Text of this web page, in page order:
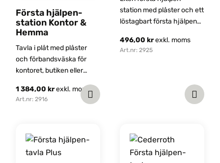
Första hjälpen-
station Kontor &
Hemma
Tavla i plåt med plåster
och förbandsväska för
kontoret, butiken eller
1 384,00krexkl. moms
Art.nr: 2916
station med plåster och ett
löstagbart första hjälpen-
496,00 krexkl. moms
Art.nr: 2925